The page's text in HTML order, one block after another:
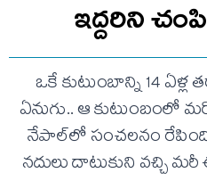
ఇద్దరిని
ఒకే కుటుంబాన్ని 14
ఏనుగు.. ఆ కుటుంబంలో
నేపాల్‌లో సంచలనం
నదులు దాటుకుని వచ్చి